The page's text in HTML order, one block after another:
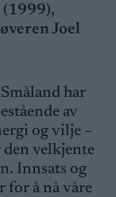
(1999),
Joel
har
av
og vilje –
den velkjente
Innsats og
for å nå våre